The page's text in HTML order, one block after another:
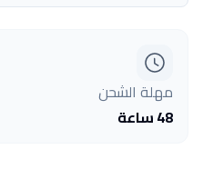
مهلة الشحن
48 ساعة